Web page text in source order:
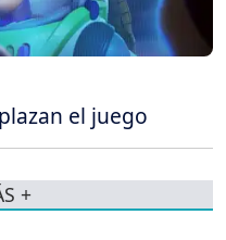
el juego
+